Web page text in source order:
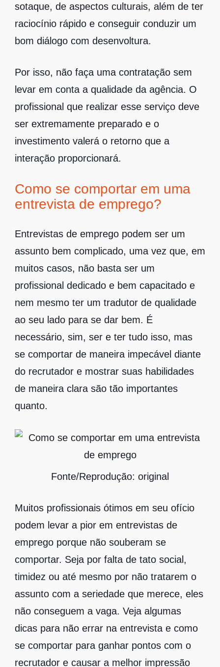
sotaque, de aspectos culturais, além de ter
raciocínio rápido e conseguir conduzir um
bom diálogo com desenvoltura.
Por isso, não faça uma contratação sem
levar em conta a qualidade da agência. O
profissional que realizar esse serviço deve
ser extremamente preparado e o
investimento valerá o retorno que a
interação proporcionará.
Como se comportar em uma
entrevista de emprego?
Entrevistas de emprego podem ser um
assunto bem complicado, uma vez que, em
muitos casos, não basta ser um
profissional dedicado e bem capacitado e
nem mesmo ter um tradutor de qualidade
ao seu lado para se dar bem. É
necessário, sim, ser e ter tudo isso, mas
se comportar de maneira impecável diante
do recrutador e mostrar suas habilidades
de maneira clara são tão importantes
quanto.
Fonte/Reprodução: original
Muitos profissionais ótimos em seu ofício
podem levar a pior em entrevistas de
emprego porque não souberam se
comportar. Seja por falta de tato social,
timidez ou até mesmo por não tratarem o
assunto com a seriedade que merece, eles
não conseguem a vaga. Veja algumas
dicas para não errar na entrevista e como
se comportar para ganhar pontos com o
recrutador e causar a melhor impressão